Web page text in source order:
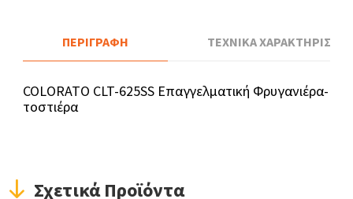
ΠΕΡΙΓΡΑΦΗ ΤΕΧΝΙΚΑ
COLORATO CLT-625SS Επαγγελματική Φρυγανιέρα-
τοστιέρα
Σχετικά Προϊόντα